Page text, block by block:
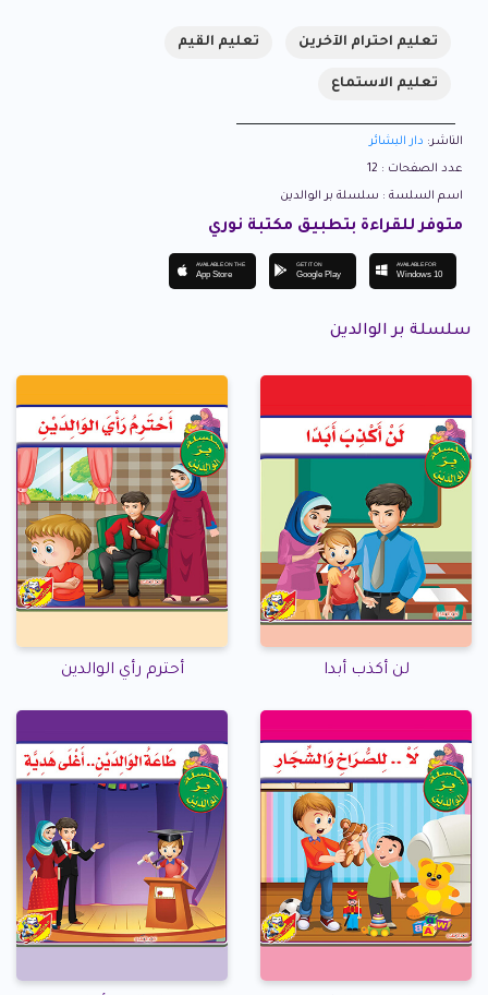
تعليم احترام الآخرين تعليم القيم
تعليم الاستماع
الناشر: دار البشائر
عدد الصفحات : 12
اسم السلسة : سلسلة بر الوالدين
متوفر للقراءة بتطبيق مكتبة نوري
AVAILABLE ON THE
App Store
GET IT ON
Google Play
AVAILABLE FOR
Windows 10
سلسلة بر الوالدين
لن أكذب أبدا أحترم رأي الوالدين